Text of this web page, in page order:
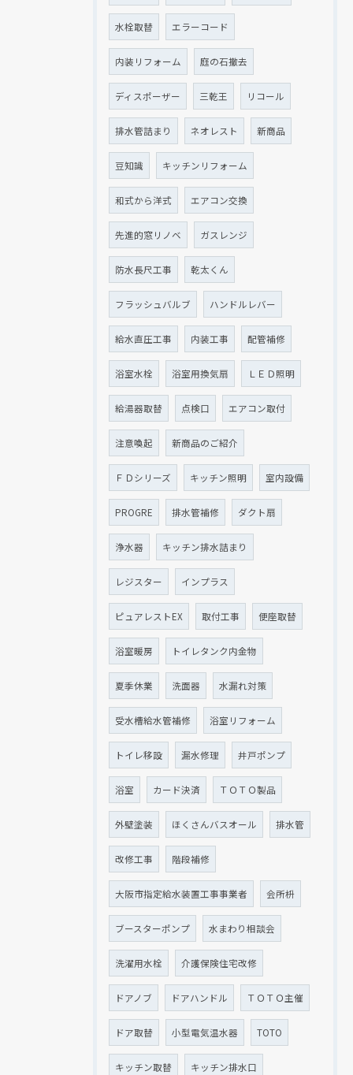
水栓取替 エラーコード
内装リフォーム 庭の石撤去
ディスポーザー 三乾王 リコール
排水管詰まり ネオレスト 新商品
豆知識 キッチンリフォーム
和式から洋式 エアコン交換
先進的窓リノベ ガスレンジ
防水長尺工事 乾太くん
フラッシュバルブ ハンドルレバー
給水直圧工事 内装工事 配管補修
浴室水栓 浴室用換気扇 ＬＥＤ照明
給湯器取替 点検口 エアコン取付
注意喚起 新商品のご紹介
ＦＤシリーズ キッチン照明 室内設備
PROGRE 排水管補修 ダクト扇
浄水器 キッチン排水詰まり
レジスター インプラス
ピュアレストEX 取付工事 便座取替
浴室暖房 トイレタンク内金物
夏季休業 洗面器 水漏れ対策
受水槽給水管補修 浴室リフォーム
トイレ移設 漏水修理 井戸ポンプ
浴室 カード決済 ＴＯＴＯ製品
外壁塗装 ほくさんバスオール 排水管
改修工事 階段補修
大阪市指定給水装置工事事業者 会所枡
ブースターポンプ 水まわり相談会
洗濯用水栓 介護保険住宅改修
ドアノブ ドアハンドル ＴＯＴＯ主催
ドア取替 小型電気温水器 TOTO
キッチン取替 キッチン排水口